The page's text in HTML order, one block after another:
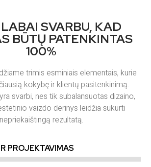
SVARBU, KAD
BŪTŲ PATENKINTAS
100%
trimis esminiais elementais, kurie
kokybę ir klientų pasitenkinimą.
svarbi, nes tik subalansuotas dizaino,
vaizdo derinys leidžia sukurti
nepriekaištingą rezultatą.
PROJEKTAVIMAS